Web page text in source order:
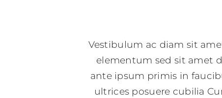
Vestibulum ac diam sit
elementum sed sit amet
ante ipsum primis in
ultrices posuere cubilia